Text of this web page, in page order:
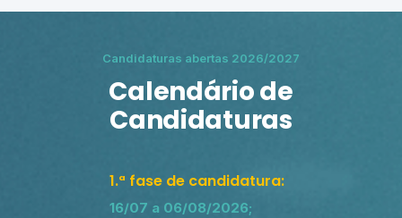
Candidaturas abertas 2026/2027
Calendário de
Candidaturas
1.ª fase de candidatura:
16/07 a 06/08/2026;